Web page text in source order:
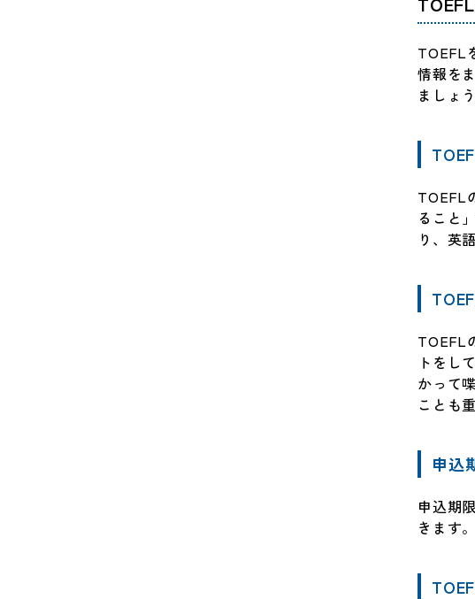
TOEFL
情報を
ましょう
TOEFL
ること
り、英
TOEFL
トをし
かって
ことも
申込
申込期
きます。